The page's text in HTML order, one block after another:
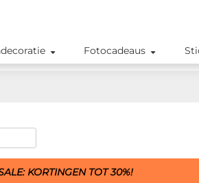
Fotocadeaus
KORTINGEN TOT 30%!